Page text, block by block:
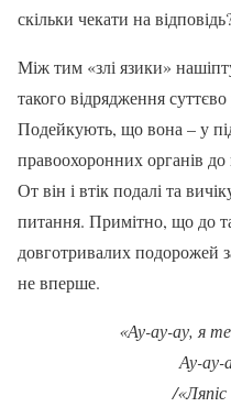
скільки чекати на
Між тим «злі язики»
такого відрядження суттєво
Подейкують, що вона – у
правоохоронних органів до
От він і втік подалі та
питання. Примітно, що до
довготривалих подорожей
не вперше.
«Ау-ау-ау, я
Ау-ау-
/